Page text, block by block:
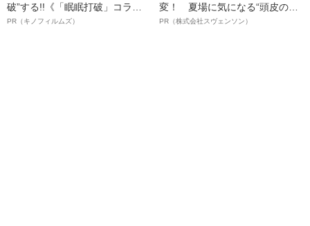
破”する!!《「眠眠打破」コラ
ボ》
PR（キノフィルムズ）
変！ 夏場に気になる“頭皮のニ
オイ”や“ベタつき”を解消す
PR（株式会社スヴェンソン）